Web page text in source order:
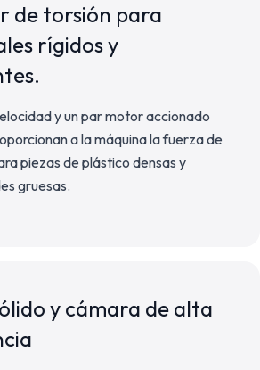
de torsión para
rígidos y
y un par motor accionado
a la máquina la fuerza de
piezas de plástico densas y
gruesas.
y cámara de alta